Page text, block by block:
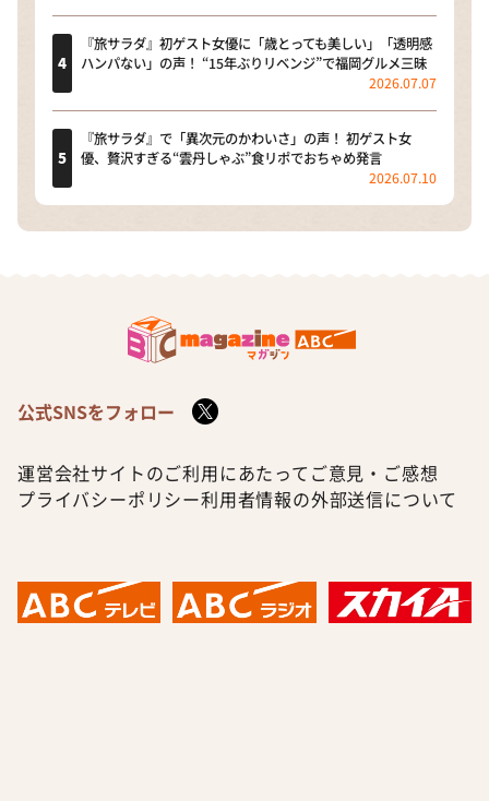
『旅サラダ』初ゲスト女優に「歳とっても美しい」「透明感
ハンパない」の声！ “15年ぶりリベンジ”で福岡グルメ三昧
2026.07.07
『旅サラダ』で「異次元のかわいさ」の声！ 初ゲスト女
優、贅沢すぎる“雲丹しゃぶ”食リポでおちゃめ発言
2026.07.10
公式SNSをフォロー
運営会社サイトのご利用にあたって ご意見・ご感想
プライバシーポリシー利用者情報の外部送信について